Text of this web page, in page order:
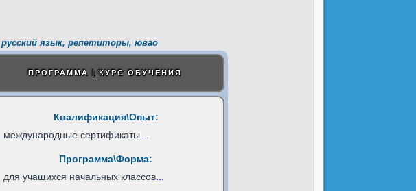
русский язык, репетиторы, ювао
ПРОГРАММА | КУРС ОБУЧЕНИЯ
Квалификация\Опыт:
международные сертификаты
Программа\Форма:
для учащихся начальных классов...